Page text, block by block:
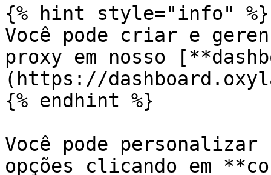
{% hint style="info" %}
Você pode criar e
proxy em nosso
(https://
{% endhint %}
Você pode personalizar
opções clicando em